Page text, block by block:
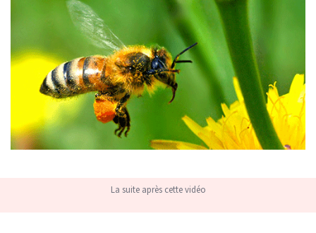
La suite après cette vidéo